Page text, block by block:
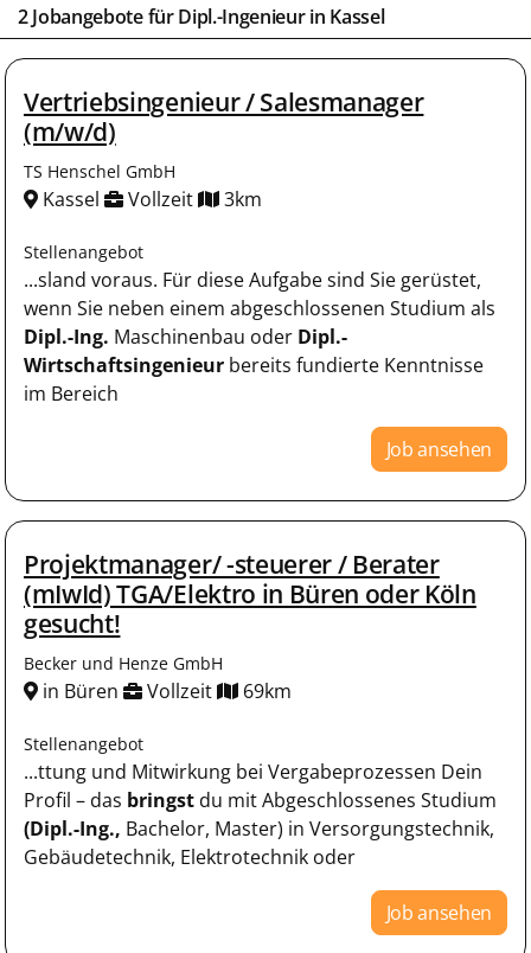
2 Jobangebote fürDipl.-Ingenieurin Kassel
Vertriebsingenieur / Salesmanager
(m/w/d)
TS Henschel GmbH
Kassel Vollzeit 3km
Stellenangebot
...sland voraus. Für diese Aufgabe sind Sie gerüstet,
wenn Sie neben einem abgeschlossenen Studium als
Dipl.-Ing. Maschinenbau oder Dipl.-
Wirtschaftsingenieur bereits fundierte Kenntnisse
im Bereich
Job ansehen
Projektmanager/ -steuerer / Berater
(mIwId) TGA/Elektro in Büren oder Köln
gesucht!
Becker und Henze GmbH
in Büren Vollzeit 69km
Stellenangebot
...ttung und Mitwirkung bei Vergabeprozessen Dein
Profil – das bringst du mit Abgeschlossenes Studium
(Dipl.-Ing., Bachelor, Master) in Versorgungstechnik,
Gebäudetechnik, Elektrotechnik oder
Job ansehen